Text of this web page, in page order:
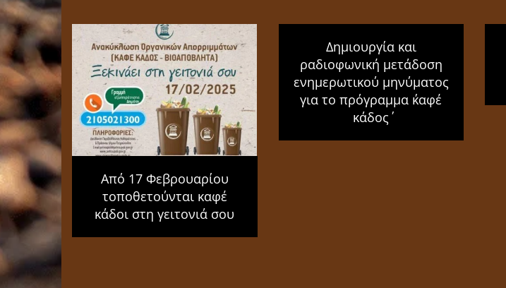
Από 17 Φεβρουαρίου
τοποθετούνται καφέ
κάδοι στη γειτονιά σου
Δημιουργία και
ραδιοφωνική μετάδοση
ενημερωτικού μηνύματος
για το πρόγραμμα ΄καφέ
κάδος΄